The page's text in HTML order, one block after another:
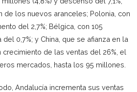
de los nuevos aranceles; Polonia, con
del 2,7%; Bélgica, con 105
del 0,7%; y China, que se afianza en la
de las ventas del 26%, el
mercados, hasta los 95 millones.
Andalucía incrementa sus ventas